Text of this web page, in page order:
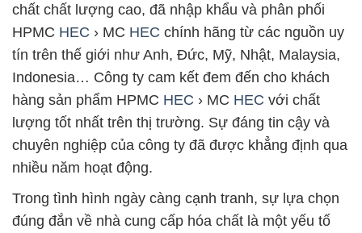
chất chất lượng cao, đã nhập khẩu và phân phối
HPMC HEC › MC HEC chính hãng từ các nguồn uy
tín trên thế giới như Anh, Đức, Mỹ, Nhật, Malaysia,
Indonesia… Công ty cam kết đem đến cho khách
hàng sản phẩm HPMC HEC › MC HEC với chất
lượng tốt nhất trên thị trường. Sự đáng tin cậy và
chuyên nghiệp của công ty đã được khẳng định qua
nhiều năm hoạt động.
Trong tình hình ngày càng cạnh tranh, sự lựa chọn
đúng đắn về nhà cung cấp hóa chất là một yếu tố